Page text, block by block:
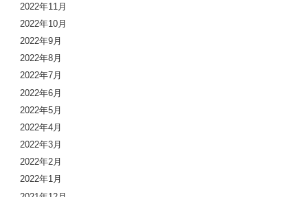
2022年11月
2022年10月
2022年9月
2022年8月
2022年7月
2022年6月
2022年5月
2022年4月
2022年3月
2022年2月
2022年1月